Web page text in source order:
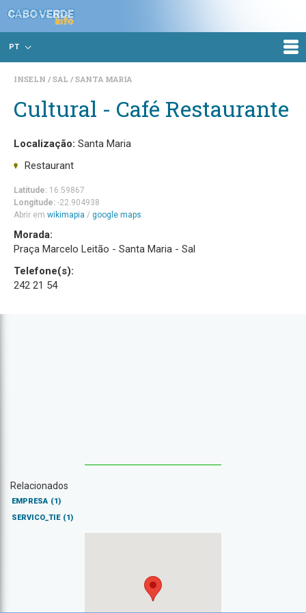
PT
INSELN SAL SANTA MARIA
Cultural - Café Restaurante
Localização: Santa Maria
Restaurant
Latitude: 16.59867
Longitude: -22.904938
Abrir em wikimapia / google maps
Morada:
Praça Marcelo Leitão - Santa Maria - Sal
Telefone(s):
242 21 54
Relacionados
EMPRESA (1)
SERVICO_TIE (1)